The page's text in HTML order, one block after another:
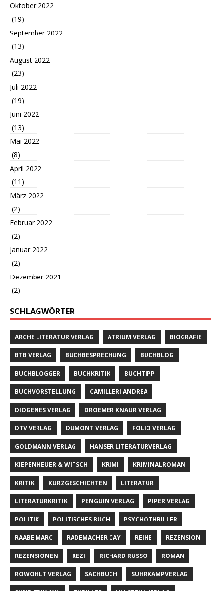
Oktober 2022
(19)
September 2022
(13)
August 2022
(23)
Juli 2022
(19)
Juni 2022
(13)
Mai 2022
(8)
April 2022
(11)
März 2022
(2)
Februar 2022
(2)
Januar 2022
(2)
Dezember 2021
(2)
SCHLAGWÖRTER
ARCHE LITERATUR VERLAG ATRIUM VERLAG BIOGRAFIE
BTB VERLAG BUCHBESPRECHUNG BUCHBLOG
BUCHBLOGGER BUCHKRITIK BUCHTIPP
BUCHVORSTELLUNG CAMILLERI ANDREA
DIOGENES VERLAG DROEMER KNAUR VERLAG
DTV VERLAG DUMONT VERLAG FOLIO VERLAG
GOLDMANN VERLAG HANSER LITERATURVERLAG
KIEPENHEUER & WITSCH KRIMI KRIMINALROMAN
KRITIK KURZGESCHICHTEN LITERATUR
LITERATURKRITIK PENGUIN VERLAG PIPER VERLAG
POLITIK POLITISCHES BUCH PSYCHOTHRILLER
RAABE MARC RADEMACHER CAY REIHE REZENSION
REZENSIONEN REZI RICHARD RUSSO ROMAN
ROWOHLT VERLAG SACHBUCH SUHRKAMPVERLAG